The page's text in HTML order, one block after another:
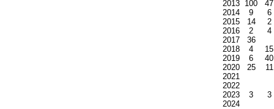
2013 100
2014
9
6
2015
14
2
2016
2
4
2017
36
2018
4
2019
6
2020
25
2021
2022
2023
3
3
2024